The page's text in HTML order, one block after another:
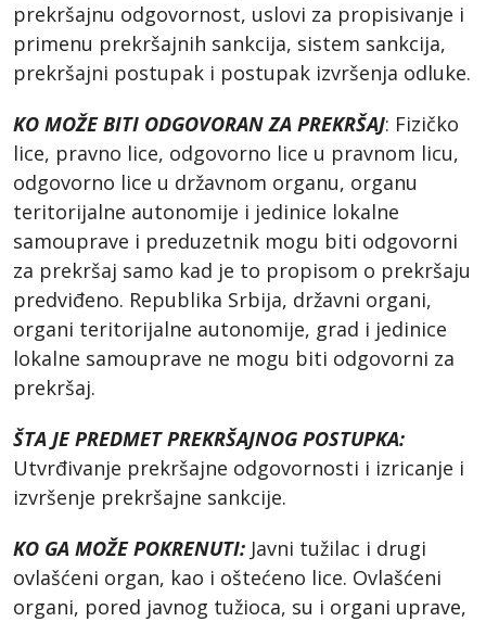
prekršajnu odgovornost, uslovi za propisivanje i
primenu prekršajnih sankcija, sistem sankcija,
prekršajni postupak i postupak izvršenja odluke.
KO MOŽE BITI ODGOVORAN ZA PREKRŠAJ: Fizičko
lice, pravno lice, odgovorno lice u pravnom licu,
odgovorno lice u državnom organu, organu
teritorijalne autonomije i jedinice lokalne
samouprave i preduzetnik mogu biti odgovorni
za prekršaj samo kad je to propisom o prekršaju
predviđeno. Republika Srbija, državni organi,
organi teritorijalne autonomije, grad i jedinice
lokalne samouprave ne mogu biti odgovorni za
prekršaj.
ŠTA JE PREDMET PREKRŠAJNOG POSTUPKA:
Utvrđivanje prekršajne odgovornosti i izricanje i
izvršenje prekršajne sankcije.
KO GA MOŽE POKRENUTI: Javni tužilac i drugi
ovlašćeni organ, kao i oštećeno lice. Ovlašćeni
organi, pored javnog tužioca, su i organi uprave,